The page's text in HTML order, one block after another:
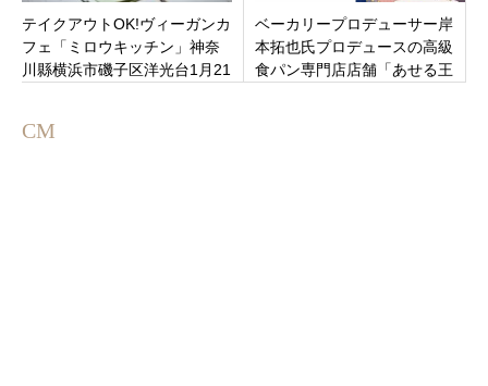
テイクアウトOK!ヴィーガンカ
フェ「ミロウキッチン」神奈
川縣横浜市磯子区洋光台1月21
ベーカリープロデューサー岸
本拓也氏プロデュースの高級
食パン専門店店舗「あせる王
CM